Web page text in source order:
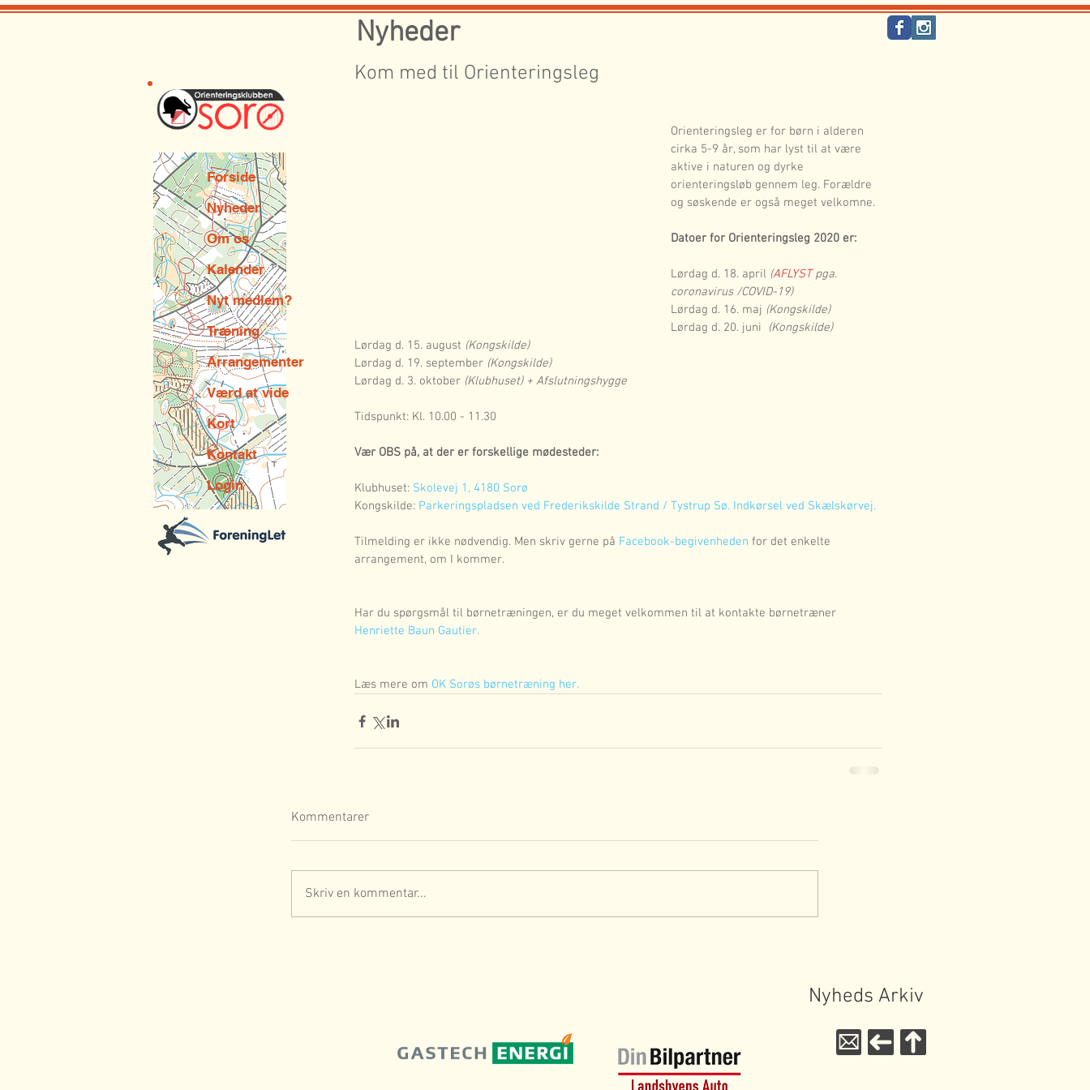
Nyheder
Kom med til Orienteringsleg
Orienteringsleg er for børn i alderen
cirka 5-9 år, som har lyst til at være
aktive i naturen og dyrke
orienteringsløb gennem leg. Forældre
og søskende er også meget velkomne.
Datoer for Orienteringsleg 2020 er:
Lørdag d. 18. april (AFLYST pga.
coronavirus /COVID-19)
Lørdag d. 16. maj (Kongskilde)
Lørdag d. 20. juni
(Kongskilde)
Lørdag d. 15. august (Kongskilde)
Lørdag d. 19. september (Kongskilde)
Lørdag d. 3. oktober (Klubhuset) + Afslutningshygge
Tidspunkt: Kl. 10.00 - 11.30
Vær OBS på, at der er forskellige mødesteder:
Klubhuset: Skolevej 1, 4180 Sorø
Kongskilde: Parkeringspladsen ved Frederikskilde Strand / Tystrup Sø. Indkørsel ved Skælskørvej.
Tilmelding er ikke nødvendig. Men skriv gerne på Facebook-begivenheden for det enkelte
arrangement, om I kommer.
Har du spørgsmål til børnetræningen, er du meget velkommen til at kontakte børnetræner
Henriette Baun Gautier.
Læs mere om OK Sorøs børnetræning her.
Kommentarer
Skriv en kommentar...
Nyheds Arkiv
Forside
Nyheder
Om os
Kalender
Nyt medlem?
Træning
Arrangementer
Værd at vide
Kort
Kontakt
Login